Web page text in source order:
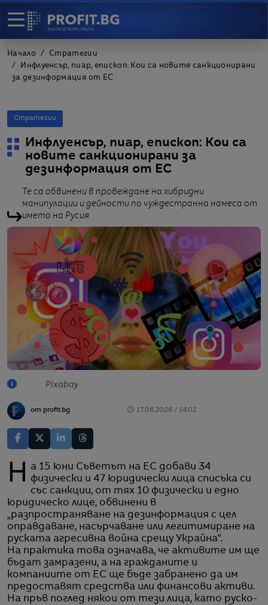
Начало
Стратегии
Инфлуенсър, пиар, епископ: Кои са новите санкционирани
за дезинформация от ЕС
Стратегии
Инфлуенсър, пиар, епископ: Кои са
новите санкционирани за
дезинформация от ЕС
Те са обвинени в провеждане на хибридни
манипулации и дейности по чуждестранна намеса от
името на Русия
Pixabay
от profit.bg 17.06.2026 / 14:02
На 15 юни Съветът на ЕС добави 34
физически и 47 юридически лица списъка си
със санкции, от тях 10 физически и едно
юридическо лице, обвинени в
„разпространяване на дезинформация с цел
оправдаване, насърчаване или легитимиране на
руската агресивна война срещу Украйна“.
На практика това означава, че активите им ще
бъдат замразени, а на гражданите и
компаниите от ЕС ще бъде забранено да им
предоставят средства или финансови активи.
На пръв поглед някои от тези лица, като руско-